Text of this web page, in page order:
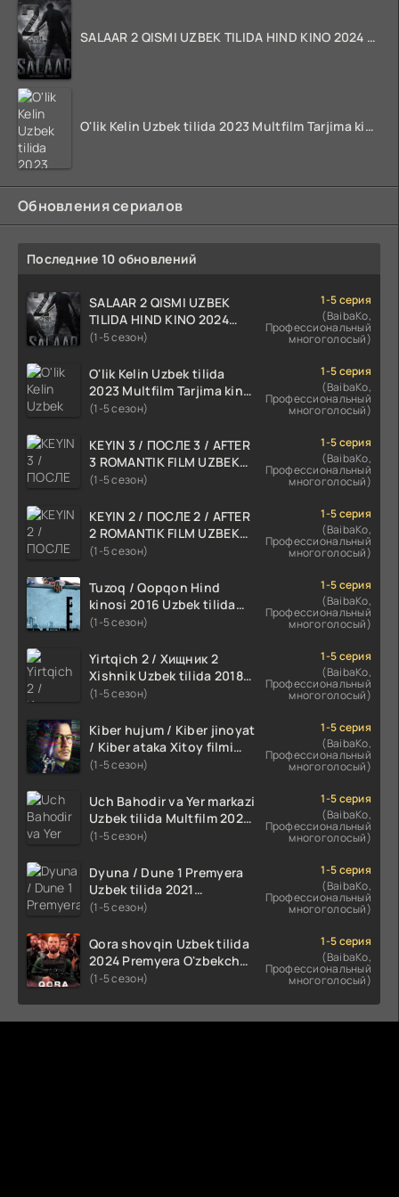
SALAAR 2 QISMI UZBEK TILIDA HIND KINO 2024 TARJIMA 720p HD Skachat
O'lik Kelin Uzbek tilida 2023 Multfilm Tarjima kino skachat
Обновления сериалов
Последние 10 обновлений
SALAAR 2 QISMI UZBEK
TILIDA HIND KINO 2024
TARJIMA 720p HD Skachat
(1-5 сезон)
1-5 серия
(BaibaKo,
Профессиональный
многоголосый)
O'lik Kelin Uzbek tilida
2023 Multfilm Tarjima kino
skachat
(1-5 сезон)
1-5 серия
(BaibaKo,
Профессиональный
многоголосый)
KEYIN 3 / ПОСЛЕ 3 / AFTER
3 ROMANTIK FILM UZBEK
TILIDA 2021 TARJIMA FILM
(1-5 сезон)
1-5 серия
(BaibaKo,
Профессиональный
многоголосый)
KEYIN 2 / ПОСЛЕ 2 / AFTER
2 ROMANTIK FILM UZBEK
TILIDA 2020 TARJIMA FILM
(1-5 сезон)
1-5 серия
(BaibaKo,
Профессиональный
многоголосый)
Tuzoq / Qopqon Hind
kinosi 2016 Uzbek tilida
tarjima film HD
(1-5 сезон)
1-5 серия
(BaibaKo,
Профессиональный
многоголосый)
Yirtqich 2 / Хищник 2
Xishnik Uzbek tilida 2018-
2024 O'zbekcha tarjima
(1-5 сезон)
1-5 серия
(BaibaKo,
Профессиональный
многоголосый)
Kiber hujum / Kiber jinoyat
/ Kiber ataka Xitoy filmi
Uzbek tilida O'zbekcha
HD skachat
(1-5 сезон)
1-5 серия
(BaibaKo,
Профессиональный
многоголосый)
Uch Bahodir va Yer markazi
Uzbek tilida Multfilm 2025
tarjima HD skachat
(1-5 сезон)
1-5 серия
(BaibaKo,
Профессиональный
многоголосый)
Dyuna / Dune 1 Premyera
Uzbek tilida 2021
O'zbekcha tarjima kino HD
(1-5 сезон)
1-5 серия
(BaibaKo,
Профессиональный
многоголосый)
Qora shovqin Uzbek tilida
2024 Premyera O'zbekcha
tarjima kino HD skachat
(1-5 сезон)
1-5 серия
(BaibaKo,
Профессиональный
многоголосый)